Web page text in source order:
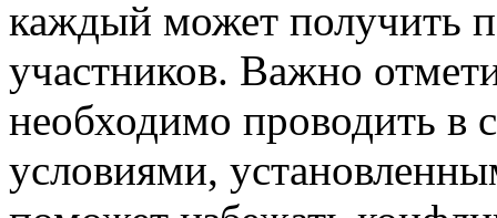
каждый может получить
участников. Важно
необходимо проводить в
условиями,